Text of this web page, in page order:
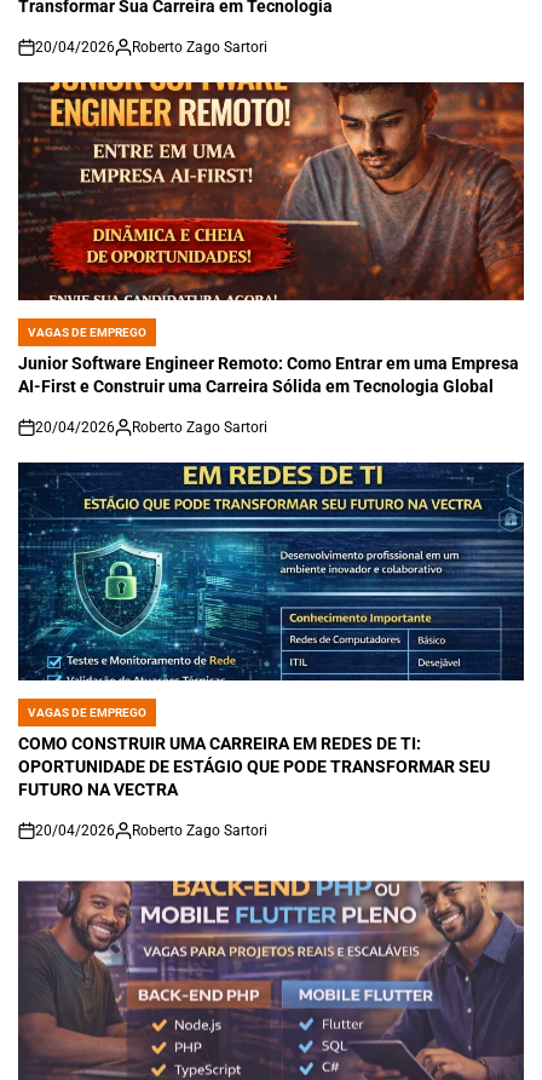
Transformar Sua Carreira em Tecnologia
on
20/04/2026 Roberto Zago Sartori
POSTED
IN
VAGAS DE EMPREGO
Junior Software Engineer Remoto: Como Entrar em uma Empresa
AI-First e Construir uma Carreira Sólida em Tecnologia Global
on
20/04/2026 Roberto Zago Sartori
POSTED
IN
VAGAS DE EMPREGO
COMO CONSTRUIR UMA CARREIRA EM REDES DE TI:
OPORTUNIDADE DE ESTÁGIO QUE PODE TRANSFORMAR SEU
FUTURO NA VECTRA
on
20/04/2026 Roberto Zago Sartori